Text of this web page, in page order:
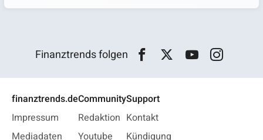
Finanztrends folgen
finanztrends.de
Impressum
Mediadaten
Community
Redaktion
Youtube
Support
Kontakt
Kündigung